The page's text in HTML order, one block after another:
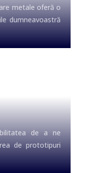
metale oferă o
dumneavoastră
de a ne
de prototipuri